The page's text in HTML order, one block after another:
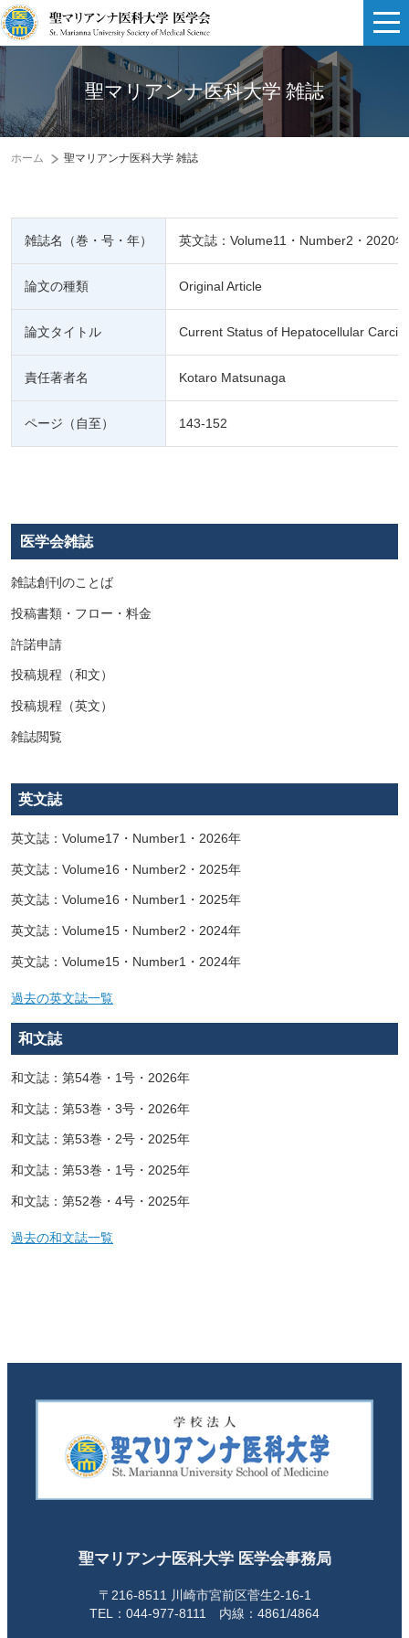
聖マリアンナ医科大学 雑誌
ホーム 聖マリアンナ医科大学 雑誌
雑誌名（巻・号・年） 英文誌：Volume11・Number2・2020年
論文の種類 Original Article
論文タイトル Current Status of Hepatocellular
責任著者名 Kotaro Matsunaga
ページ（自至） 143-152
医学会雑誌
雑誌創刊のことば
投稿書類・フロー・料金
許諾申請
投稿規程（和文）
投稿規程（英文）
雑誌閲覧
英文誌
英文誌：Volume17・Number1・2026年
英文誌：Volume16・Number2・2025年
英文誌：Volume16・Number1・2025年
英文誌：Volume15・Number2・2024年
英文誌：Volume15・Number1・2024年
過去の英文誌一覧
和文誌
和文誌：第54巻・1号・2026年
和文誌：第53巻・3号・2026年
和文誌：第53巻・2号・2025年
和文誌：第53巻・1号・2025年
和文誌：第52巻・4号・2025年
過去の和文誌一覧
聖マリアンナ医科大学 医学会事務局
〒216-8511 川崎市宮前区菅生2-16-1
TEL：044-977-8111 内線：4861/4864